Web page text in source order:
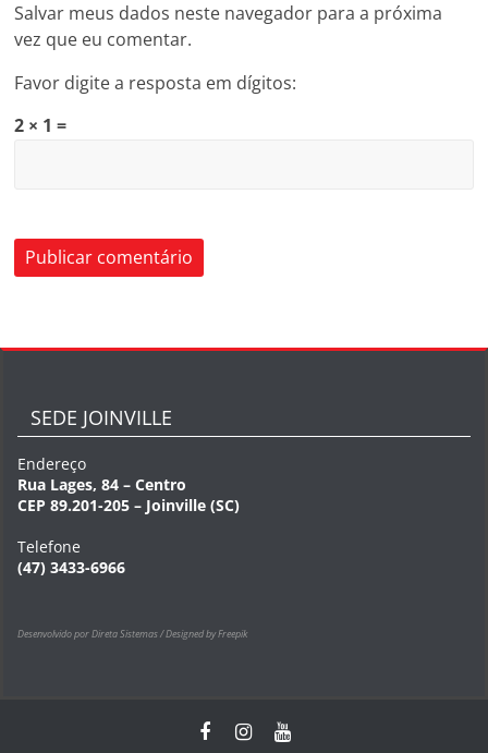
Salvar meus dados neste navegador para a próxima
vez que eu comentar.
Favor digite a resposta em dígitos:
2 × 1 =
SEDE JOINVILLE
Endereço
Rua Lages, 84 – Centro
CEP 89.201-205 – Joinville (SC)
Telefone
(47) 3433-6966
Desenvolvido por Direta Sistemas /Designed by Freepik